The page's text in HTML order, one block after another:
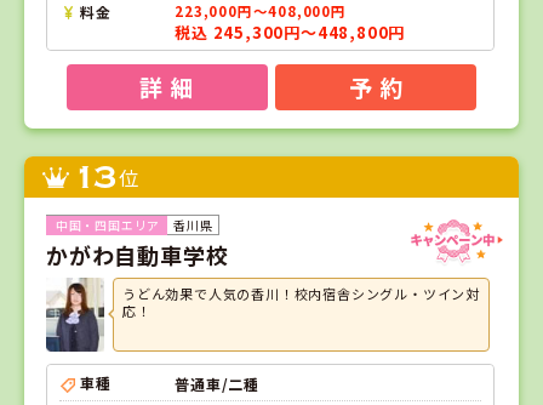
料金 223,000円～408,000円
税込 245,300円～448,800円
詳 細 予 約
13位
香川県
かがわ自動車学校
うどん効果で人気の香川！校内宿舎シングル・ツイン対
応！
車種
普通車/二種